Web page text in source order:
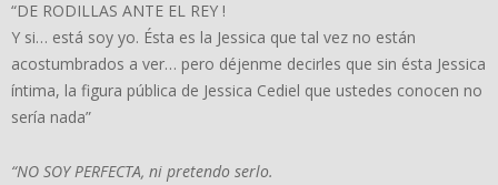
“DE RODILLAS ANTE EL REY !
Y si… está soy yo. Ésta es la Jessica que tal vez no están
acostumbrados a ver… pero déjenme decirles que sin ésta Jessica
íntima, la figura pública de Jessica Cediel que ustedes conocen no
sería nada”
“NO SOY PERFECTA, ni pretendo serlo.